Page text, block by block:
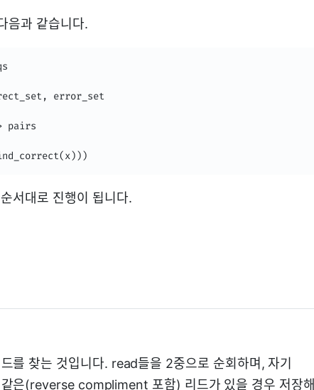
음과 같습니다.
error_set
pairs
서대로 진행이 됩니다.
를 찾는 것입니다. read들을 2중으로 순회하며, 자기
은(reverse compliment 포함) 리드가 있을 경우 저장해